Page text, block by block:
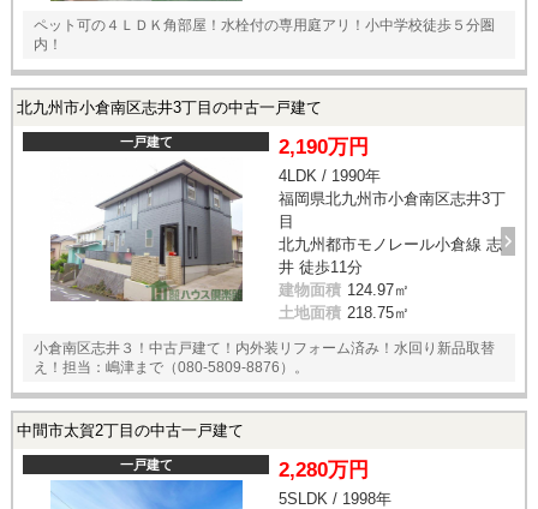
ペット可の４ＬＤＫ角部屋！水栓付の専用庭アリ！小中学校徒歩５分圏
内！
北九州市小倉南区志井3丁目の中古一戸建て
一戸建て 2,190万円
4LDK / 1990年
福岡県北九州市小倉南区志井3丁
目
北九州都市モノレール小倉線 志
井 徒歩11分
建物面積 124.97㎡
土地面積 218.75㎡
小倉南区志井３！中古戸建て！内外装リフォーム済み！水回り新品取替
え！担当：嶋津まで（080-5809-8876）。
中間市太賀2丁目の中古一戸建て
一戸建て 2,280万円
5SLDK / 1998年